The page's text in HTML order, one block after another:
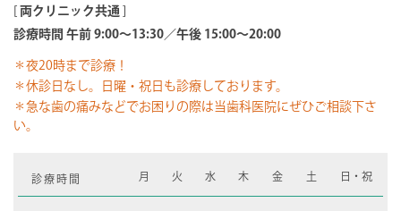
[ 両クリニック共通 ]
診療時間 午前 9:00～13:30／午後 15:00～20:00
＊夜20時まで診療！
＊休診日なし。日曜・祝日も診療しております。
＊急な歯の痛みなどでお困りの際は当歯科医院にぜひご相談下さ
い。
診療時間 月 火 水 木 金 土 日・祝